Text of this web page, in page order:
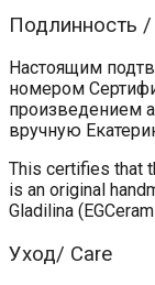
Подлинность
Настоящим
номером
произведением
вручную
This certifies that
is an original
Gladilina
Уход/ Care